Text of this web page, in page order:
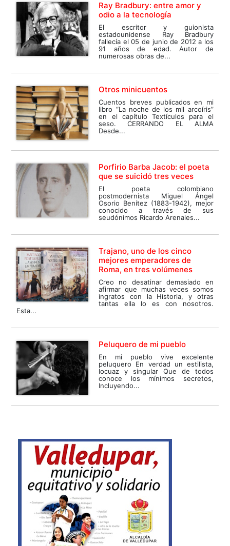
Ray Bradbury: entre amor y
odio a la tecnología
El escritor y guionista
estadounidense Ray Bradbury
fallecía el 05 de junio de 2012 a los
91 años de edad. Autor de
numerosas obras de...
Otros minicuentos
Cuentos breves publicados en mi
libro “La noche de los mil arcoíris”
en el capítulo Textículos para el
seso. CERRANDO EL ALMA
Desde...
Porfirio Barba Jacob: el poeta
que se suicidó tres veces
El poeta colombiano
postmodernista Miguel Ángel
Osorio Benítez (1883-1942), mejor
conocido a través de sus
seudónimos Ricardo Arenales...
Trajano, uno de los cinco
mejores emperadores de
Roma, en tres volúmenes
Creo no desatinar demasiado en
afirmar que muchas veces somos
ingratos con la Historia, y otras
tantas ella lo es con nosotros.
Esta...
Peluquero de mi pueblo
En mi pueblo vive excelente
peluquero En verdad un estilista,
locuaz y singular Que de todos
conoce los mínimos secretos,
Incluyendo...